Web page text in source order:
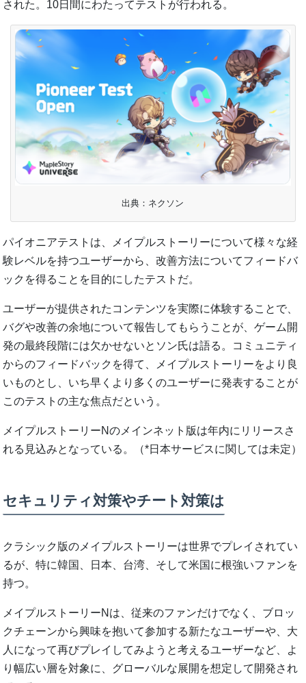
された。10日間にわたってテストが行われる。
出典：ネクソン
パイオニアテストは、メイプルストーリーについて様々な経
験レベルを持つユーザーから、改善方法についてフィードバ
ックを得ることを目的にしたテストだ。
ユーザーが提供されたコンテンツを実際に体験することで、
バグや改善の余地について報告してもらうことが、ゲーム開
発の最終段階には欠かせないとソン氏は語る。コミュニティ
からのフィードバックを得て、メイプルストーリーをより良
いものとし、いち早くより多くのユーザーに発表することが
このテストの主な焦点だという。
メイプルストーリーNのメインネット版は年内にリリースさ
れる見込みとなっている。（*日本サービスに関しては未定）
セキュリティ対策やチート対策は
クラシック版のメイプルストーリーは世界でプレイされてい
るが、特に韓国、日本、台湾、そして米国に根強いファンを
持つ。
メイプルストーリーNは、従来のファンだけでなく、ブロッ
クチェーンから興味を抱いて参加する新たなユーザーや、大
人になって再びプレイしてみようと考えるユーザーなど、よ
り幅広い層を対象に、グローバルな展開を想定して開発され